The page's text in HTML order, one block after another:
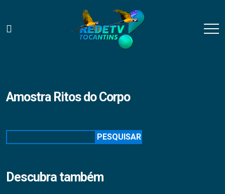
Amostra Ritos do Corpo
PESQUISAR
Descubra também